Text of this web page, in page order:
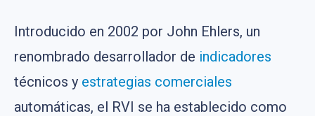
Introducido en 2002 por John Ehlers, un
renombrado desarrollador de indicadores
técnicos y estrategias comerciales
automáticas, el RVI se ha establecido como